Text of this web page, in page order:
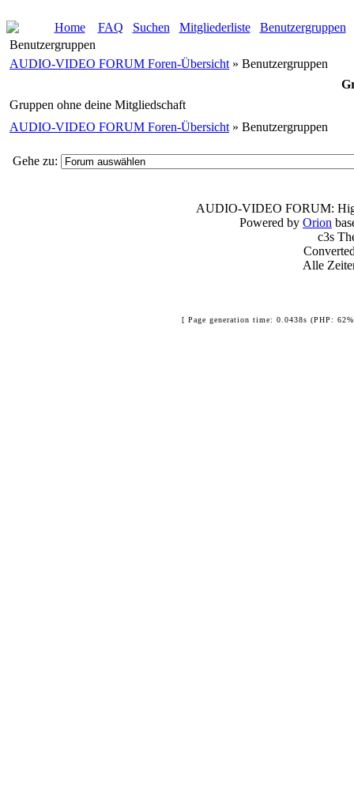
Home FAQ Suchen Mitgliederliste
Benutzergruppen
Benutzergruppen
AUDIO-VIDEO FORUM Foren-Übersicht » Benutzergruppen
Gruppen ohne deine Mitgliedschaft
AUDIO-VIDEO FORUM Foren-Übersicht » Benutzergruppen
Gehe zu:
AUDIO-VIDEO FORUM:
Powered by Orion
c3s
Alle
[ Page generation time: 0.0438s (PHP: